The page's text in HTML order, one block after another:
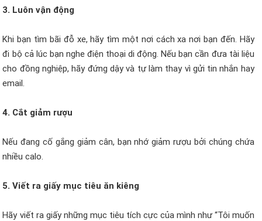
3. Luôn vận động
Khi bạn tìm bãi đỗ xe, hãy tìm một nơi cách xa nơi bạn đến. Hãy
đi bộ cả lúc bạn nghe điện thoại di động. Nếu bạn cần đưa tài liệu
cho đồng nghiệp, hãy đứng dậy và tự làm thay vì gửi tin nhắn hay
email.
4. Cắt giảm rượu
Nếu đang cố gắng giảm cân, bạn nhớ giảm rượu bởi chúng chứa
nhiều calo.
5. Viết ra giấy mục tiêu ăn kiêng
Hãy viết ra giấy những mục tiêu tích cực của mình như “Tôi muốn